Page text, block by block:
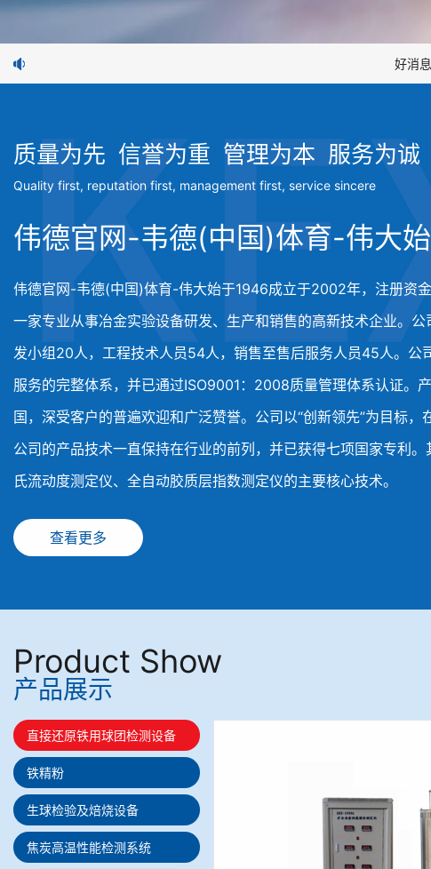
好消息：
质量为先 信誉为重 管理为本 服务为诚
Quality first, reputation first, management first, service sincere
伟德官网-韦德(中国)体育-伟大
伟德官网-韦德(中国)体育-伟大始于1946成立于2002年，注册资
一家专业从事冶金实验设备研发、生产和销售的高新技术企业。
发小组20人，工程技术人员54人，销售至售后服务人员45人。公
服务的完整体系，并已通过ISO9001：2008质量管理体系认证。
国，深受客户的普遍欢迎和广泛赞誉。公司以“创新领先”为目标
公司的产品技术一直保持在行业的前列，并已获得七项国家专利
氏流动度测定仪、全自动胶质层指数测定仪的主要核心技术。
查看更多
Product Show
产品展示
直接还原铁用球团检测设备
铁精粉
生球检验及焙烧设备
焦炭高温性能检测系统